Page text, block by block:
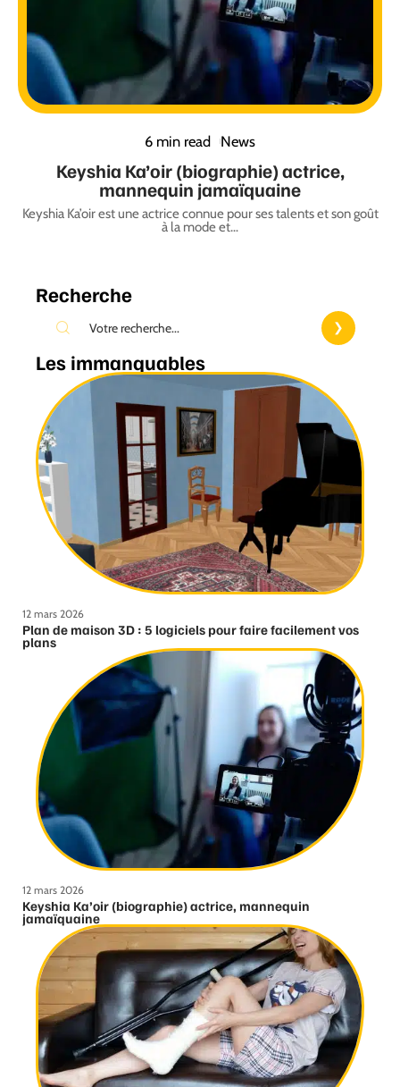
6 min read News
Keyshia Ka’oir (biographie) actrice,
mannequin jamaïquaine
Keyshia Ka’oir est une actrice connue pour ses talents et son goût
à la mode et…
Recherche
Les immanquables
12 mars 2026
Plan de maison 3D : 5 logiciels pour faire facilement vos
plans
12 mars 2026
Keyshia Ka’oir (biographie) actrice, mannequin
jamaïquaine